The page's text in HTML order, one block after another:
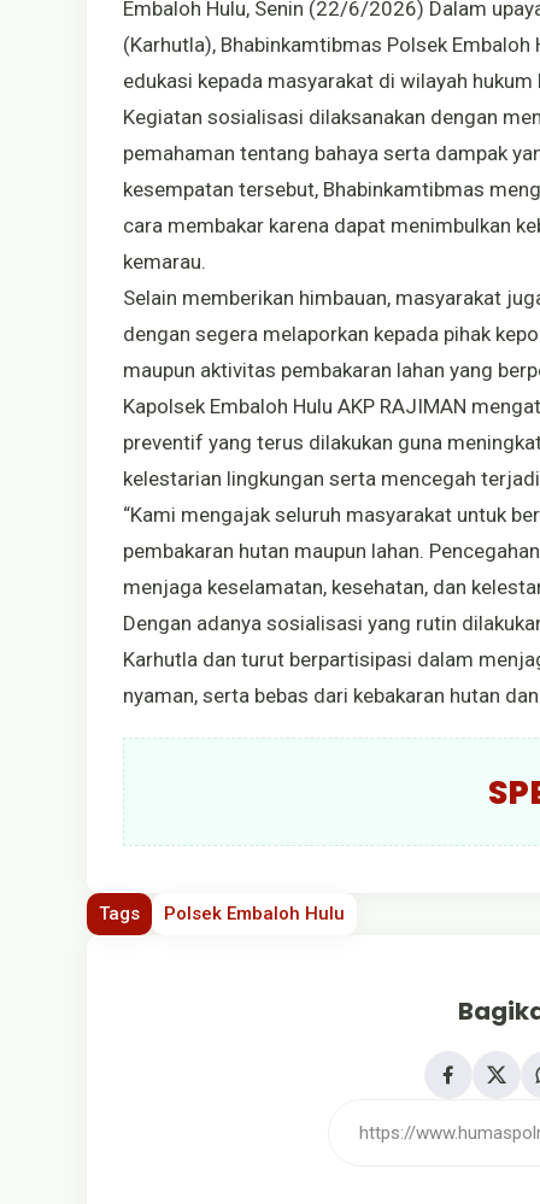
Embaloh Hulu, Senin (22/6/2026) Dalam
(Karhutla), Bhabinkamtibmas Polsek
edukasi kepada masyarakat di wilayah hukum
Kegiatan sosialisasi dilaksanakan dengan
pemahaman tentang bahaya serta dampak
kesempatan tersebut, Bhabinkamtibmas
cara membakar karena dapat menimbulkan
kemarau.
Selain memberikan himbauan, masyarakat
dengan segera melaporkan kepada pihak
maupun aktivitas pembakaran lahan yang
Kapolsek Embaloh Hulu AKP RAJIMAN
preventif yang terus dilakukan guna
kelestarian lingkungan serta mencegah
“Kami mengajak seluruh masyarakat untuk
pembakaran hutan maupun lahan.
menjaga keselamatan, kesehatan, dan
Dengan adanya sosialisasi yang rutin
Karhutla dan turut berpartisipasi dalam
nyaman, serta bebas dari kebakaran hutan
Tags Polsek Embaloh Hulu